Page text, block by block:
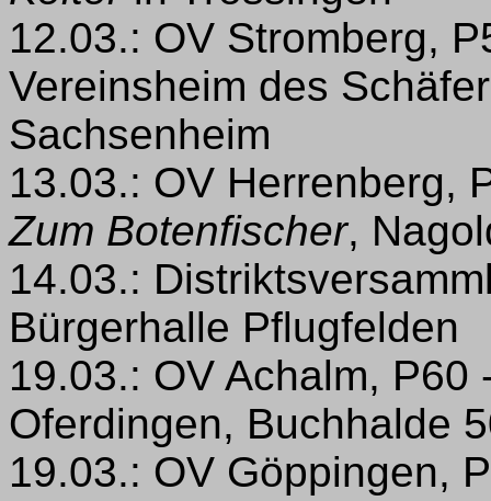
12.03.: OV Stromberg,
Vereinsheim des
Sachsenheim
13.03.: OV Herrenberg,
Zum Botenfischer,
14.03.:
Bürgerhalle Pflugfelden
19.03.: OV Achalm,
Oferdingen, Buchhalde
19.03.: OV Göppingen,